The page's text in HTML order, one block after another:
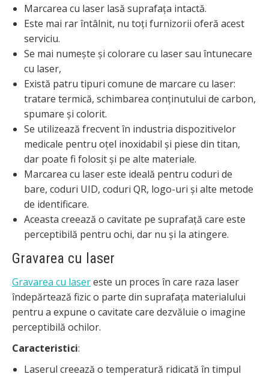
Marcarea cu laser lasă suprafața intactă.
Este mai rar întâlnit, nu toți furnizorii oferă acest
serviciu.
Se mai numește și colorare cu laser sau întunecare
cu laser,
Există patru tipuri comune de marcare cu laser:
tratare termică, schimbarea conținutului de carbon,
spumare și colorit.
Se utilizează frecvent în industria dispozitivelor
medicale pentru oțel inoxidabil și piese din titan,
dar poate fi folosit și pe alte materiale.
Marcarea cu laser este ideală pentru coduri de
bare, coduri UID, coduri QR, logo-uri și alte metode
de identificare.
Aceasta creează o cavitate pe suprafață care este
perceptibilă pentru ochi, dar nu și la atingere.
Gravarea cu laser
Gravarea cu lasereste un proces în care raza laser
îndepărtează fizic o parte din suprafața materialului
pentru a expune o cavitate care dezvăluie o imagine
perceptibilă ochilor.
Caracteristici:
Laserul creează o temperatură ridicată în timpul